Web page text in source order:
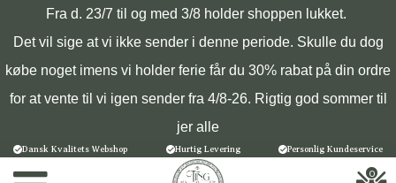
Fra d. 23/7 til og med 3/8 holder shoppen lukket.
Det vil sige at vi ikke sender i denne periode. Skulle du dog
købe noget imens vi holder ferie får du 30% rabat på din ordre
for at vente til vi igen sender fra 4/8-26. Rigtig god sommer til
jer alle
Dansk Kvalitets Webshop Hurtig Levering Personlig Kundeservice
0